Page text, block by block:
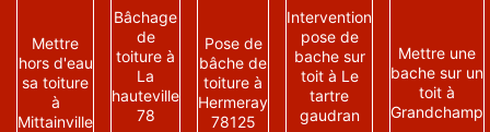
Mettre
hors d'eau
sa toiture
à
Mittainville
Bâchage
de
toiture à
La
hauteville
78
Pose de
bâche de
toiture à
Hermeray
78125
Intervention
pose de
bache sur
toit à Le
tartre
gaudran
Mettre une
bache sur un
toit à
Grandchamp